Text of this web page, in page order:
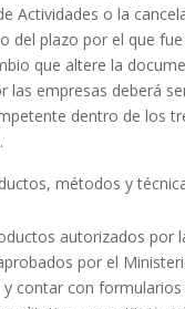
Actividades o la
del plazo por el que
que altere la
las empresas deberá
dentro de los
métodos y
autorizados por
por el
y contar con formularios